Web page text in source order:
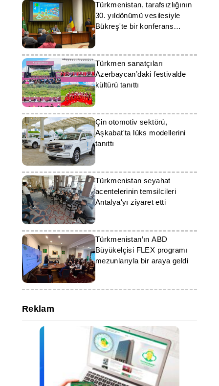
Türkmenistan, tarafsızlığının
30. yıldönümü vesilesiyle
Bükreş'te bir konferans
düzenledi
Türkmen sanatçıları
Azerbaycan’daki festivalde
kültürü tanıttı
Çin otomotiv sektörü,
Aşkabat'ta lüks modellerini
tanıttı
Türkmenistan seyahat
acentelerinin temsilcileri
Antalya'yı ziyaret etti
Türkmenistan’ın ABD
Büyükelçisi FLEX programı
mezunlarıyla bir araya geldi
Reklam